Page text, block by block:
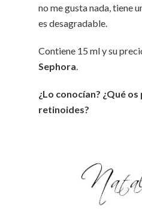
no me gusta nada, tiene
es desagradable.
Contiene 15 ml y su
Sephora.
¿Lo conocían? ¿Qué os
retinoides?